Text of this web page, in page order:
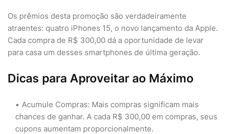
Os prêmios desta promoção são verdadeiramente
atraentes: quatro iPhones 15, o novo lançamento da Apple.
Cada compra de R$ 300,00 dá a oportunidade de levar
para casa um desses smartphones de última geração.
Dicas para Aproveitar ao Máximo
Acumule Compras: Mais compras significam mais
chances de ganhar. A cada R$ 300,00 em compras, seus
cupons aumentam proporcionalmente.